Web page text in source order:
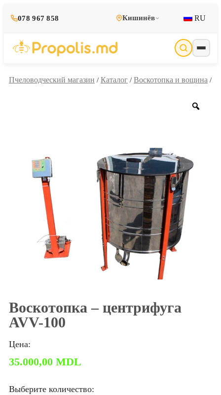
078 967 858 Кишинёв RU
Пчеловодческий магазин / Каталог / Воскотопка и вощина /
Воскотопка – центрифуга
AVV-100
Цена:
35.000,00 MDL
Выберите количество: